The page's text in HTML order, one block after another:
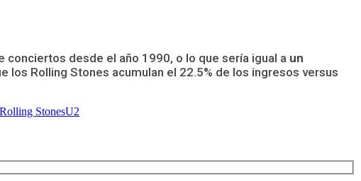
conciertos desde el año 1990, o lo que sería igual a un
los Rolling Stones acumulan el 22.5% de los ingresos versus
StonesU2